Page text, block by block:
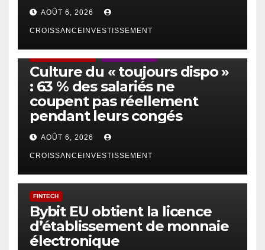
AOÛT 6, 2026
CROISSANCEINVESTISSEMENT
Culture du « toujours dispo »
: 63 % des salariés ne
coupent pas réellement
pendant leurs congés
AOÛT 6, 2026
CROISSANCEINVESTISSEMENT
FINTECH
Bybit EU obtient la licence
d’établissement de monnaie
électronique